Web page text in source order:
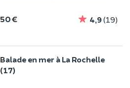
50 € 4,9(19)
Balade en mer à La Rochelle
(17)